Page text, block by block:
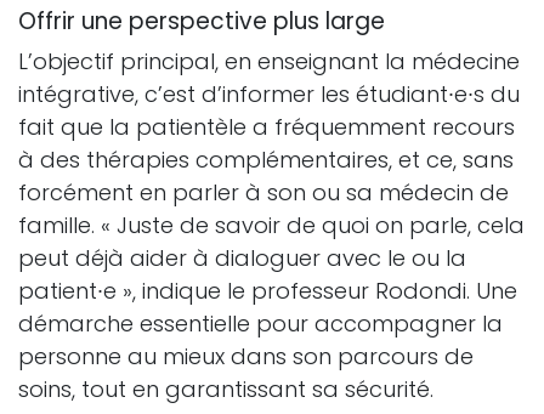
Offrir une perspective plus large
L’objectif principal, en enseignant la médecine
intégrative, c’est d’informer les étudiant∙e∙s du
fait que la patientèle a fréquemment recours
à des thérapies complémentaires, et ce, sans
forcément en parler à son ou sa médecin de
famille. « Juste de savoir de quoi on parle, cela
peut déjà aider à dialoguer avec le ou la
patient∙e », indique le professeur Rodondi. Une
démarche essentielle pour accompagner la
personne au mieux dans son parcours de
soins, tout en garantissant sa sécurité.